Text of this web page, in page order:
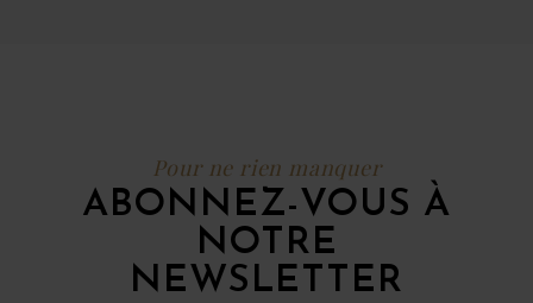
Pour ne rien manquer
ABONNEZ-VOUS À
NOTRE
NEWSLETTER